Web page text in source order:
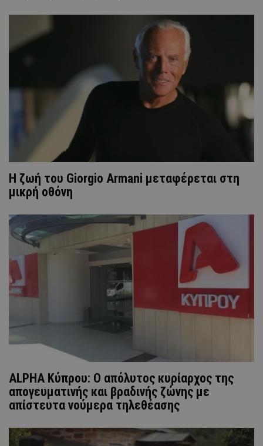
Η ζωή του Giorgio Armani μεταφέρεται στη
μικρή οθόνη
ALPHA Κύπρου: Ο απόλυτος κυρίαρχος της
απογευματινής και βραδινής ζώνης με
απίστευτα νούμερα τηλεθέασης